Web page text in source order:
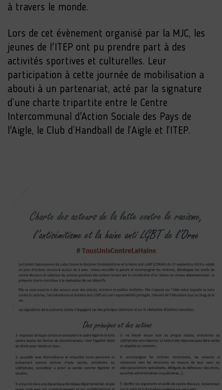
à travers le monde.
Lors de cet évènement organisé par la MJC, les
jeunes de l'ITEP ont pu prendre part à des
activités sportives et culturelles. Leur
participation à cette journée de mobilisation a
abouti à un partenariat, acté par la signature
d’une charte tripartite entre le Centre
Intercommunal d'Action Sociale des Pays de
l'Aigle, le Club d’Handball de l’Aigle et l’ITEP.